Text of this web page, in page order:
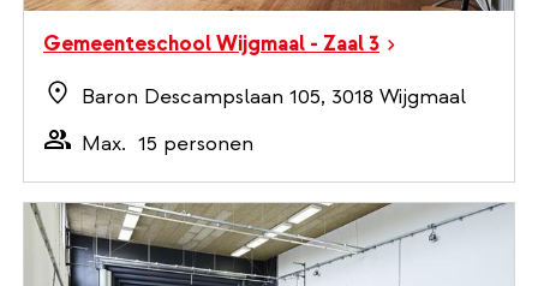
Gemeenteschool Wijgmaal - Zaal 3
Baron Descampslaan 105, 3018 Wijgmaal
Max. 15 personen